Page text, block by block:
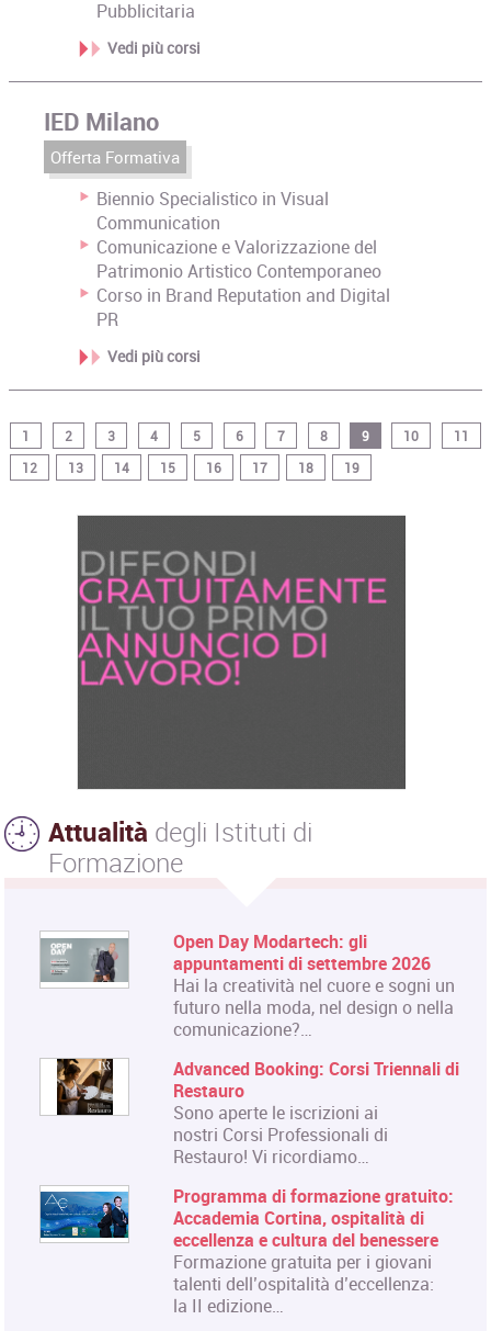
Pubblicitaria
Vedi più corsi
IED Milano
Offerta Formativa
Biennio Specialistico in Visual
Communication
Comunicazione e Valorizzazione del
Patrimonio Artistico Contemporaneo
Corso in Brand Reputation and Digital
PR
Vedi più corsi
1 2 3 4 5 6 7 8 9 10
11
12
13 14 15 16 17 18 19
Attualità degli Istituti di
Formazione
Open Day Modartech: gli
appuntamenti di settembre 2026
Hai la creatività nel cuore e sogni un
futuro nella moda, nel design o nella
comunicazione?…
Advanced Booking: Corsi Triennali di
Restauro
Sono aperte le iscrizioni ai
nostri Corsi Professionali di
Restauro! Vi ricordiamo…
Programma di formazione gratuito:
Accademia Cortina, ospitalità di
eccellenza e cultura del benessere
Formazione gratuita per i giovani
talenti dell’ospitalità d’eccellenza:
la II edizione…